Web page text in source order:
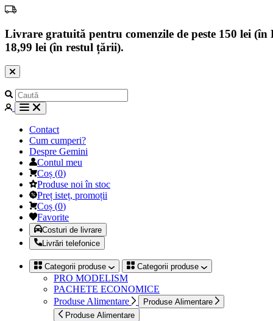
Livrare gratuită pentru comenzile de peste 150 lei
18,99 lei (în restul țării).
Contact
Cum cumperi?
Despre Gemini
Contul meu
Coș (0)
Produse noi în stoc
Preț isteț, promoții
Coș (0)
Favorite
Costuri de livrare
Livrări telefonice
Categorii produse Categorii produse
PRO MODELISM
PACHETE ECONOMICE
Produse Alimentare
Produse Alimentare
Produse Alimentare